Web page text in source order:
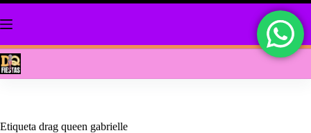
Saltar
al
contenido
Etiqueta drag queen gabrielle